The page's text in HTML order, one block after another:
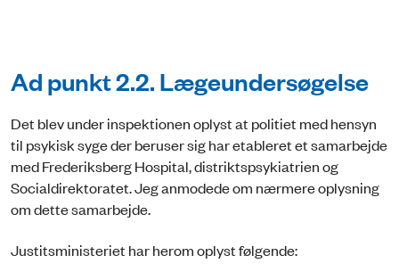
Ad punkt 2.2. Lægeundersøgelse
Det blev under inspektionen oplyst at politiet med hensyn
til psykisk syge der beruser sig har etableret et samarbejde
med Frederiksberg Hospital, distriktspsykiatrien og
Socialdirektoratet. Jeg anmodede om nærmere oplysning
om dette samarbejde.
Justitsministeriet har herom oplyst følgende: